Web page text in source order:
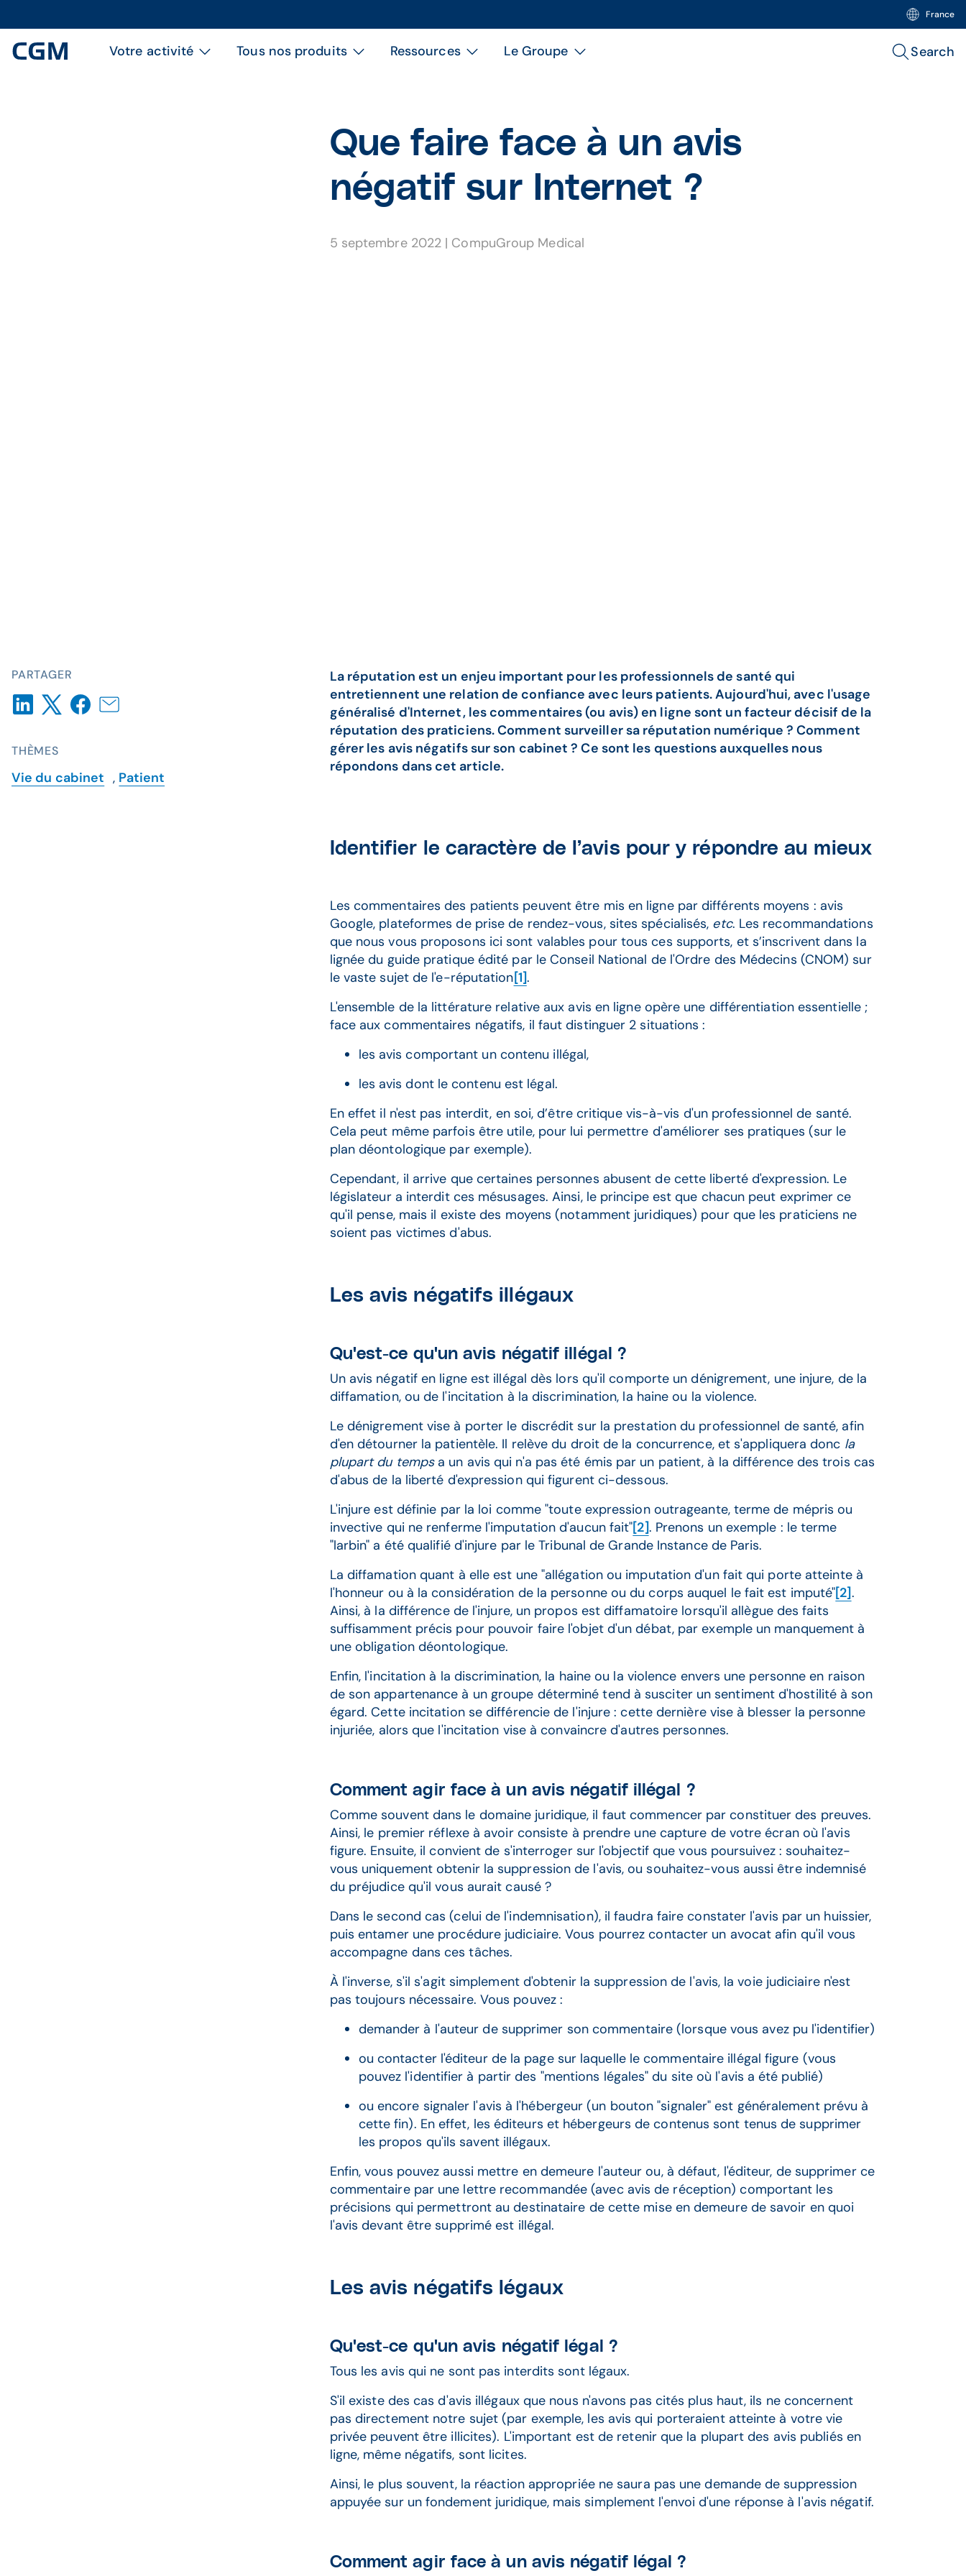
France
Votre activité Tous nos produits Ressources Le Groupe Search
Que faire face à un avis
négatif sur Internet ?
5 septembre 2022 | CompuGroup Medical
PARTAGER
THÈMES
Vie du cabinet , Patient
La réputation est un enjeu important pour les professionnels de santé qui
entretiennent une relation de confiance avec leurs patients. Aujourd'hui, avec l'usage
généralisé d'Internet, les commentaires (ou avis) en ligne sont un facteur décisif de la
réputation des praticiens. Comment surveiller sa réputation numérique ? Comment
gérer les avis négatifs sur son cabinet ? Ce sont les questions auxquelles nous
répondons dans cet article.
Identifier le caractère de l’avis pour y répondre au mieux
Les commentaires des patients peuvent être mis en ligne par différents moyens : avis
Google, plateformes de prise de rendez-vous, sites spécialisés, etc. Les recommandations
que nous vous proposons ici sont valables pour tous ces supports, et s’inscrivent dans la
lignée du guide pratique édité par le Conseil National de l'Ordre des Médecins (CNOM) sur
le vaste sujet de l'e-réputation[1].
L'ensemble de la littérature relative aux avis en ligne opère une différentiation essentielle ;
face aux commentaires négatifs, il faut distinguer 2 situations :
les avis comportant un contenu illégal,
les avis dont le contenu est légal.
En effet il n'est pas interdit, en soi, d’être critique vis-à-vis d'un professionnel de santé.
Cela peut même parfois être utile, pour lui permettre d'améliorer ses pratiques (sur le
plan déontologique par exemple).
Cependant, il arrive que certaines personnes abusent de cette liberté d'expression. Le
législateur a interdit ces mésusages. Ainsi, le principe est que chacun peut exprimer ce
qu'il pense, mais il existe des moyens (notamment juridiques) pour que les praticiens ne
soient pas victimes d'abus.
Les avis négatifs illégaux
Qu'est-ce qu'un avis négatif illégal ?
Un avis négatif en ligne est illégal dès lors qu'il comporte un dénigrement, une injure, de la
diffamation, ou de l'incitation à la discrimination, la haine ou la violence.
Le dénigrement vise à porter le discrédit sur la prestation du professionnel de santé, afin
d'en détourner la patientèle. Il relève du droit de la concurrence, et s'appliquera donc la
plupart du tempsa un avis qui n'a pas été émis par un patient, à la différence des trois cas
d'abus de la liberté d'expression qui figurent ci-dessous.
L'injure est définie par la loi comme "toute expression outrageante, terme de mépris ou
invective qui ne renferme l'imputation d'aucun fait"[2]. Prenons un exemple : le terme
"larbin" a été qualifié d'injure par le Tribunal de Grande Instance de Paris.
La diffamation quant à elle est une "allégation ou imputation d'un fait qui porte atteinte à
l'honneur ou à la considération de la personne ou du corps auquel le fait est imputé"[2].
Ainsi, à la différence de l'injure, un propos est diffamatoire lorsqu'il allègue des faits
suffisamment précis pour pouvoir faire l'objet d'un débat, par exemple un manquement à
une obligation déontologique.
Enfin, l'incitation à la discrimination, la haine ou la violence envers une personne en raison
de son appartenance à un groupe déterminé tend à susciter un sentiment d'hostilité à son
égard. Cette incitation se différencie de l'injure : cette dernière vise à blesser la personne
injuriée, alors que l'incitation vise à convaincre d'autres personnes.
Comment agir face à un avis négatif illégal ?
Comme souvent dans le domaine juridique, il faut commencer par constituer des preuves.
Ainsi, le premier réflexe à avoir consiste à prendre une capture de votre écran où l'avis
figure. Ensuite, il convient de s'interroger sur l'objectif que vous poursuivez : souhaitez-
vous uniquement obtenir la suppression de l'avis, ou souhaitez-vous aussi être indemnisé
du préjudice qu'il vous aurait causé ?
Dans le second cas (celui de l'indemnisation), il faudra faire constater l'avis par un huissier,
puis entamer une procédure judiciaire. Vous pourrez contacter un avocat afin qu'il vous
accompagne dans ces tâches.
À l'inverse, s'il s'agit simplement d'obtenir la suppression de l'avis, la voie judiciaire n'est
pas toujours nécessaire. Vous pouvez :
demander à l'auteur de supprimer son commentaire (lorsque vous avez pu l'identifier)
ou contacter l'éditeur de la page sur laquelle le commentaire illégal figure (vous
pouvez l'identifier à partir des "mentions légales" du site où l'avis a été publié)
ou encore signaler l'avis à l'hébergeur (un bouton "signaler" est généralement prévu à
cette fin). En effet, les éditeurs et hébergeurs de contenus sont tenus de supprimer
les propos qu'ils savent illégaux.
Enfin, vous pouvez aussi mettre en demeure l'auteur ou, à défaut, l'éditeur, de supprimer ce
commentaire par une lettre recommandée (avec avis de réception) comportant les
précisions qui permettront au destinataire de cette mise en demeure de savoir en quoi
l'avis devant être supprimé est illégal.
Les avis négatifs légaux
Qu'est-ce qu'un avis négatif légal ?
Tous les avis qui ne sont pas interdits sont légaux.
S'il existe des cas d'avis illégaux que nous n'avons pas cités plus haut, ils ne concernent
pas directement notre sujet (par exemple, les avis qui porteraient atteinte à votre vie
privée peuvent être illicites). L'important est de retenir que la plupart des avis publiés en
ligne, même négatifs, sont licites.
Ainsi, le plus souvent, la réaction appropriée ne saura pas une demande de suppression
appuyée sur un fondement juridique, mais simplement l'envoi d'une réponse à l'avis négatif.
Comment agir face à un avis négatif légal ?